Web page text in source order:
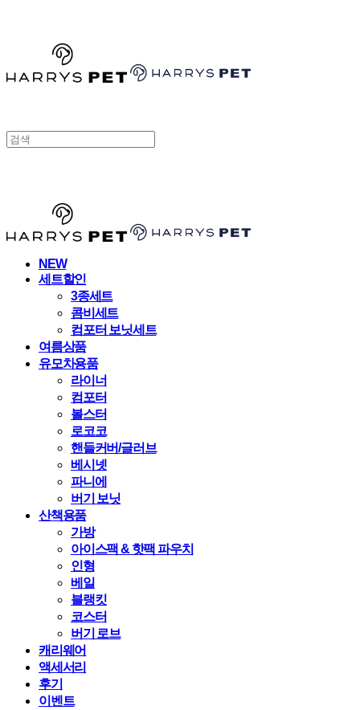
NEW
세트할인
3종세트
콤비세트
컴포터 보닛세트
여름상품
유모차용품
라이너
컴포터
볼스터
로코코
핸들커버/글러브
베시넷
파니에
버기 보닛
산책용품
가방
아이스팩 & 핫팩 파우치
인형
베일
블랭킷
코스터
버기 로브
캐리웨어
액세서리
후기
이벤트